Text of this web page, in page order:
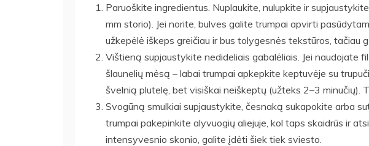
Paruoškite ingredientus. Nuplaukite, nulupkite ir
mm storio). Jei norite, bulves galite trumpai apvirti
užkepėlė iškeps greičiau ir bus tolygesnės tekstūros, tačiau
Vištieną supjaustykite nedideliais gabalėliais. Jei naudojate
šlaunelių mėsą – labai trumpai apkepkite keptuvėje su
švelnią plutelę, bet visiškai neiškeptų (užteks 2–3 minučių).
Svogūną smulkiai supjaustykite, česnaką sukapokite arba
trumpai pakepinkite alyvuogių aliejuje, kol taps skaidrūs ir
intensyvesnio skonio, galite įdėti šiek tiek sviesto.